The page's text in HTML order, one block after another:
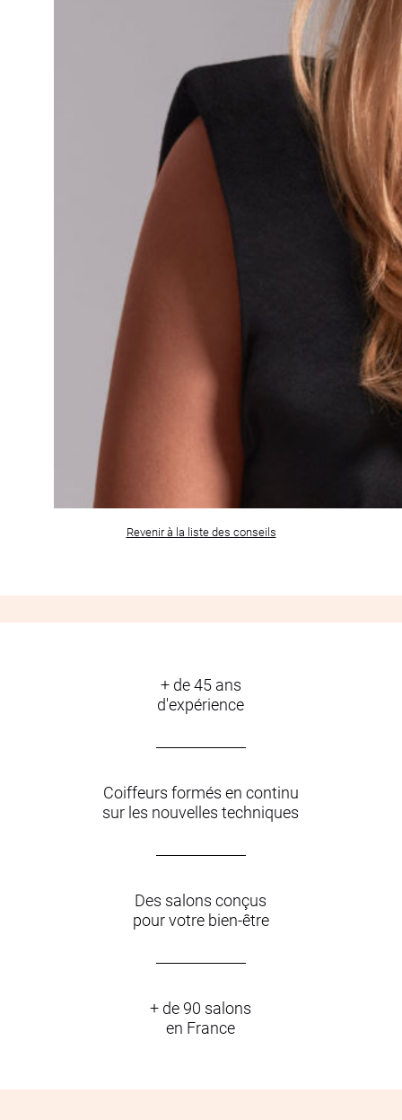
Revenir à la liste des conseils
+ de 45 ans
d'expérience
Coiffeurs formés en continu
sur les nouvelles techniques
Des salons conçus
pour votre bien-être
+ de 90 salons
en France